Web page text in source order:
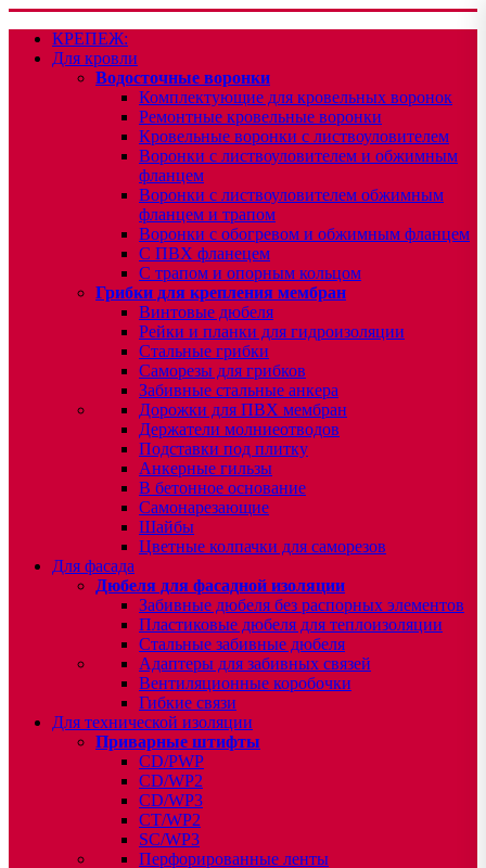
КРЕПЕЖ:
Для кровли
Водосточные воронки
Комплектующие для кровельных воронок
Ремонтные кровельные воронки
Кровельные воронки с листвоуловителем
Воронки с листвоуловителем и обжимным
фланцем
Воронки с листвоуловителем обжимным
фланцем и трапом
Воронки с обогревом и обжимным фланцем
С ПВХ фланецем
С трапом и опорным кольцом
Грибки для крепления мембран
Винтовые дюбеля
Рейки и планки для гидроизоляции
Стальные грибки
Саморезы для грибков
Забивные стальные анкера
Дорожки для ПВХ мембран
Держатели молниеотводов
Подставки под плитку
Анкерные гильзы
В бетонное основание
Самонарезающие
Шайбы
Цветные колпачки для саморезов
Для фасада
Дюбеля для фасадной изоляции
Забивные дюбеля без распорных элементов
Пластиковые дюбеля для теплоизоляции
Стальные забивные дюбеля
Адаптеры для забивных связей
Вентиляционные коробочки
Гибкие связи
Для технической изоляции
Приварные штифты
CD/PWP
CD/WP2
CD/WP3
CT/WP2
SC/WP3
Перфорированные ленты